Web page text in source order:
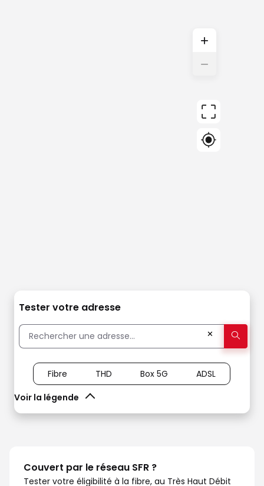
+
−
Tester votre adresse
✕
Voir la légende
Fibre THD Box 5G ADSL
Couvert par le réseau SFR ?
Tester votre éligibilité à la fibre, au Très Haut Débit